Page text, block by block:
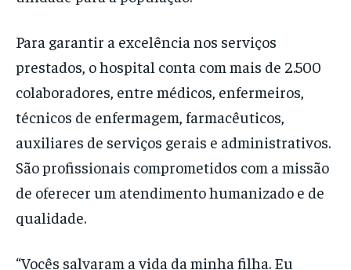
Para garantir a excelência nos serviços
prestados, o hospital conta com mais de 2.500
colaboradores, entre médicos, enfermeiros,
técnicos de enfermagem, farmacêuticos,
auxiliares de serviços gerais e administrativos.
São profissionais comprometidos com a missão
de oferecer um atendimento humanizado e de
qualidade.
“Vocês salvaram a vida da minha filha. Eu